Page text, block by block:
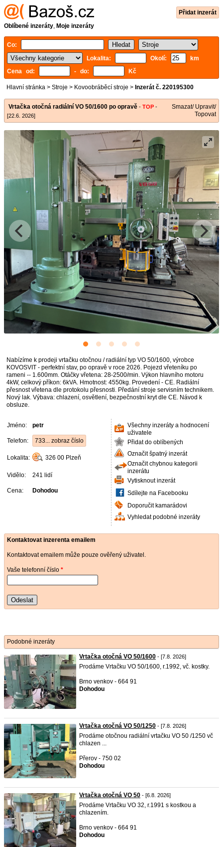
Přidat inzerát
Oblíbené inzeráty, Moje inzeráty
Co:
Lokalita:
Okolí:
km
Cena od:
- do: Kč
Hlavní stránka > Stroje > Kovoobráběcí stroje > Inzerát č. 220195300
Vrtačka otočná radiální VO 50/1600 po opravě - TOP -
[22.6. 2026]
Smazat/ Upravit/
Topovat
Nabízíme k prodeji vrtačku otočnou / radiální typ VO 50/1600, výrobce
KOVOSVIT - perfektní stav, po opravě v roce 2026. Pojezd vřeteníku po
rameni -- 1.600mm. Otáčky vřetena: 28-2500/min. Výkon hlavního motoru
4kW, celkový příkon: 6kVA. Hmotnost: 4550kg. Provedení - CE. Radiální
přesnost vřetena dle protokolu přesnosti. Předání stroje servisním technikem.
Nový lak. Výbava: chlazení, osvětlení, bezpečnostní kryt dle CE. Návod k
obsluze.
Jméno: petr
Telefon: 733... zobraz číslo
Lokalita: 326 00 Plzeň
Vidělo: 241 lidí
Cena: Dohodou
Všechny inzeráty a hodnocení
uživatele
Přidat do oblíbených
Označit špatný inzerát
Označit chybnou kategorii
inzerátu
Vytisknout inzerát
Sdílejte na Facebooku
Doporučit kamarádovi
Vyhledat podobné inzeráty
Kontaktovat inzerenta emailem
Kontaktovat emailem může pouze ověřený uživatel.
Vaše telefonní číslo *
Odeslat
Podobné inzeráty
Vrtačka otočná VO 50/1600 - [7.8. 2026]
Prodáme Vrtačku VO 50/1600, r.1992, vč. kostky.
Brno venkov - 664 91
Dohodou
Vrtačka otočná VO 50/1250 - [7.8. 2026]
Prodáme otočnou radiální vrtačku VO 50 /1250 vč
chlazen ...
Přerov - 750 02
Dohodou
Vrtačka otočná VO 50 - [6.8. 2026]
Prodáme Vrtačku VO 32, r.1991 s kostkou a
chlazením.
Brno venkov - 664 91
Dohodou